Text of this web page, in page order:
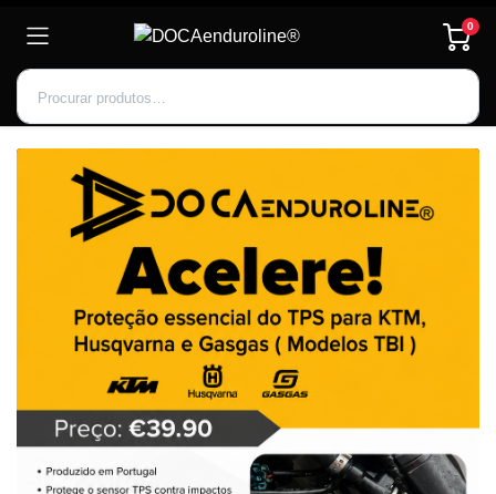
0
Inscrever-se